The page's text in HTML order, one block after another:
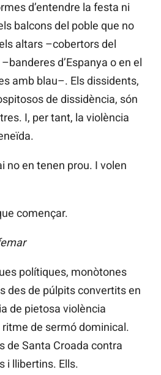
d’entendre la festa ni
balcons del poble que no
altars –cobertors del
d’Espanya o en el
amb blau–. Els dissidents,
de dissidència, són
I, per tant, la violència
no en tenen prou. I volen
començar.
polítiques, monòtones
des de púlpits convertits en
de pietosa violència
de sermó dominical.
de Santa Croada contra
i llibertins. Ells.